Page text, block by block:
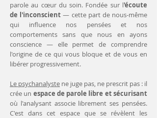
parole au cœur du soin. Fondée sur l'écoute
de l'inconscient— cette part de nous-même
qui influence nos pensées et nos
comportements sans que nous en ayons
conscience — elle permet de comprendre
l'origine de ce qui vous bloque et de vous en
libérer progressivement.
Le psychanalyste ne juge pas, ne prescrit pas : il
crée un espace de parole libre et sécurisant
où l'analysant associe librement ses pensées.
C'est dans cet espace que se révèlent les